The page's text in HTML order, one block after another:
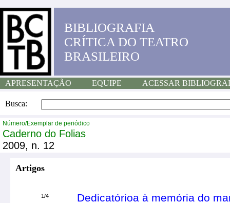
BIBLIOGRAFIA
CRÍTICA DO TEATRO
BRASILEIRO
APRESENTAÇÃO EQUIPE ACESSAR
Busca:
Número/Exemplar de periódico
Caderno do Folias
2009, n. 12
Artigos
1/4
Dedicatórioa à memória do